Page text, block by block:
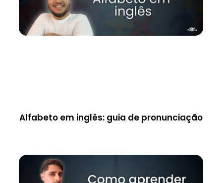
Alfabeto em inglês: guia de pronunciação